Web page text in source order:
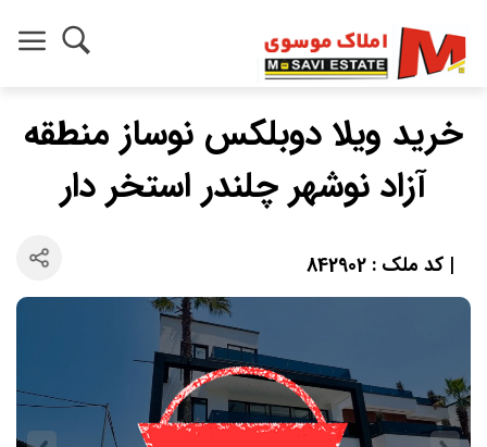
خرید ویلا دوبلکس نوساز منطقه
آزاد نوشهر چلندر استخر دار
| کد ملک : 842902